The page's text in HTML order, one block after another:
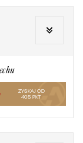
ZYSKAJ OD
405 PKT